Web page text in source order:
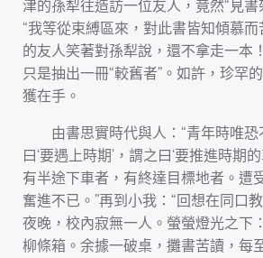
津的孫犁往造訪一位友人，竟然“見書
“我等從束縛區來，對此書皆知傾慕而
的友人笑著對孫犁說，還不拿走一本
只是抽出一冊“較舊者”。如許，珍罕
獲在手。
由書思實時代與人：“青年時唯
曰‘要遇上時期’，謂之曰‘要推進時期
有半途下車者，有終達目標地者。遭
奮進不已。”再到小我：“回想在同口
夜晚，校內寂無一人。螢螢燈光之下
柳條箱。余據一破桌，攤書苦讀，每